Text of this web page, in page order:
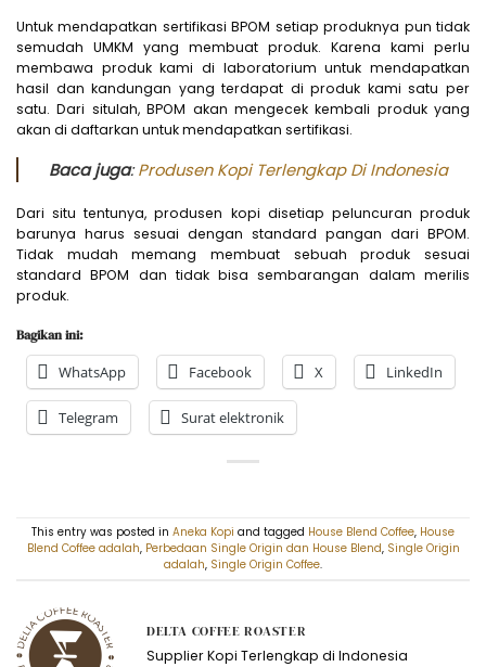
Untuk mendapatkan sertifikasi BPOM setiap produknya pun tidak
semudah UMKM yang membuat produk. Karena kami perlu
membawa produk kami di laboratorium untuk mendapatkan
hasil dan kandungan yang terdapat di produk kami satu per
satu. Dari situlah, BPOM akan mengecek kembali produk yang
akan di daftarkan untuk mendapatkan sertifikasi.
Baca juga:Produsen Kopi Terlengkap Di Indonesia
Dari situ tentunya, produsen kopi disetiap peluncuran produk
barunya harus sesuai dengan standard pangan dari BPOM.
Tidak mudah memang membuat sebuah produk sesuai
standard BPOM dan tidak bisa sembarangan dalam merilis
produk.
Bagikan ini:
WhatsApp Facebook X LinkedIn
Telegram Surat elektronik
This entry was posted in Aneka Kopi and tagged House Blend Coffee House
Blend Coffee adalah Perbedaan Single Origin dan House Blend Single Origin
adalah Single Origin Coffee
DELTA COFFEE ROASTER
Supplier Kopi Terlengkap di Indonesia